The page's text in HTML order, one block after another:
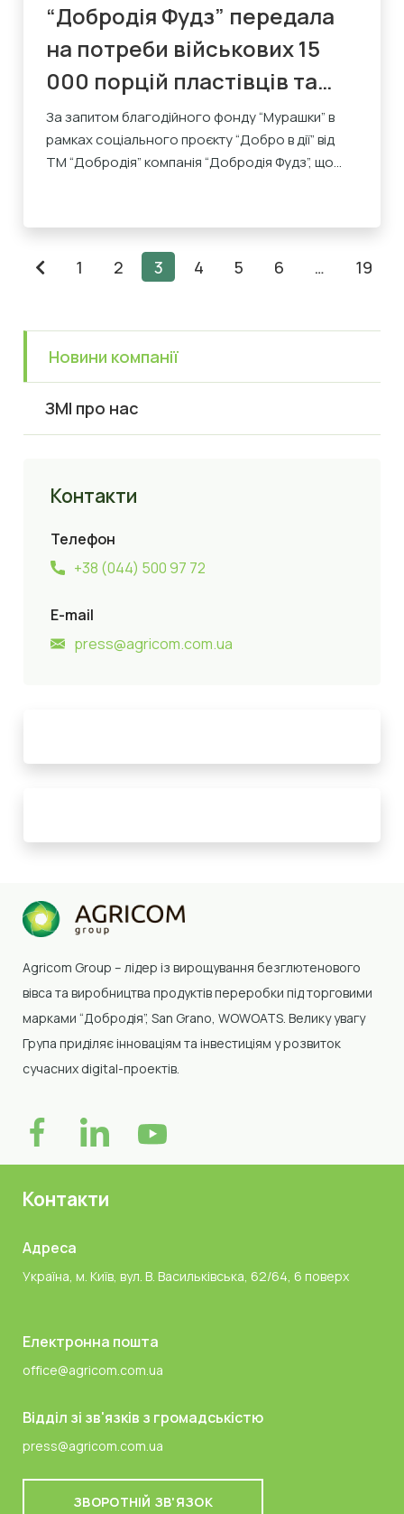
“Добродія Фудз” передала
на потреби військових 15
000 порцій пластівців та
понад 16 000 порцій мюслів
За запитом благодійного фонду “Мурашки” в
рамках соціального проєкту “Добро в дії” від
ТМ “Добродія” компанія “Добродія Фудз”, що...
1 2 3 4 5 6 … 19
Новини компанії
ЗМІ про нас
Контакти
Телефон
+38 (044) 500 97 72
E-mail
press@agricom.com.ua
Agricom Group – лідер із вирощування безглютенового
вівса та виробництва продуктів переробки під торговими
марками “Добродія”, San Grano, WOWOATS. Велику увагу
Група приділяє інноваціям та інвестиціям у розвиток
сучасних digital-проектів.
Контакти
Адреса
Україна, м. Київ, вул. В. Васильківська, 62/64, 6 поверх
Електронна пошта
office@agricom.com.ua
Відділ зі зв'язків з громадськістю
press@agricom.com.ua
ЗВОРОТНІЙ ЗВ'ЯЗОК